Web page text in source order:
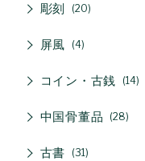
彫刻 20
屏風 4
コイン・古銭 14
中国骨董品 28
古書 31